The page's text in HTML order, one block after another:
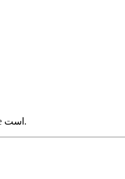
برای استارتاپ‌های دارای اعتبارات Azure است.